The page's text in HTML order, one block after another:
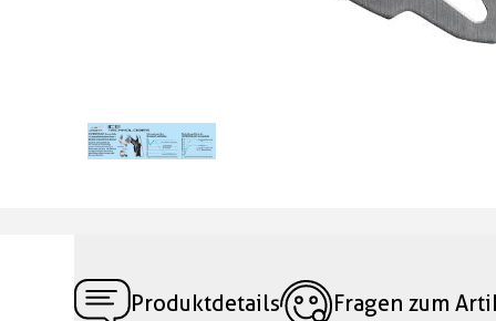
Produktdetails Fragen zum